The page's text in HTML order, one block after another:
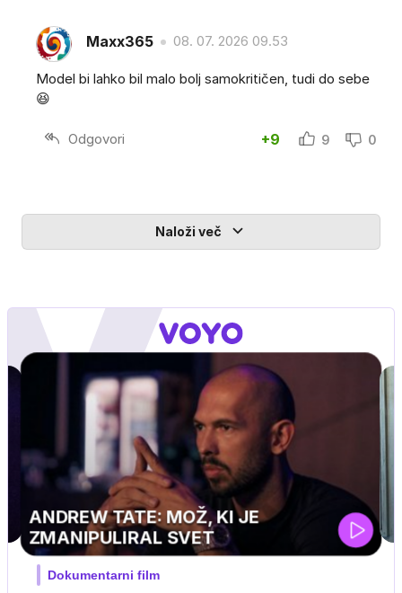
Maxx365 08. 07. 2026 09.53
Model bi lahko bil malo bolj samokritičen, tudi do sebe
😆
Odgovori +9 9 0
Naloži več
MOJ PRIJATELJ PINGVIN
Film meseca / družinski, pustolovski